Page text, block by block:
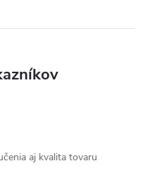
aj kvalita tovaru